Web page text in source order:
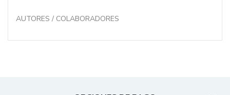
AUTORES / COLABORADORES